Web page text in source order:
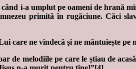
i-a umplut pe oameni de hrană
primită în rugăciune. Căci
care ne vindecă și ne mântuiește pe
de melodiile pe care le știau de